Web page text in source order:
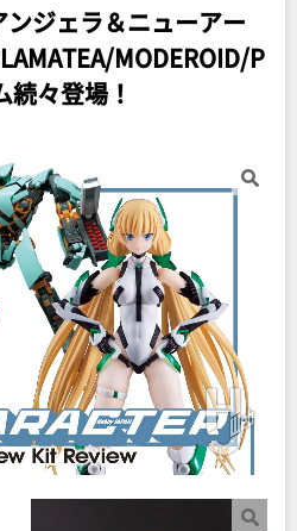
ンジェラ＆ニューアー
MODEROID/P
続々登場！